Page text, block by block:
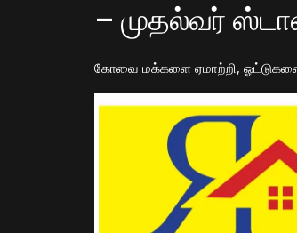
– முதல்வர்
கோவை மக்களை ஏமாற்றி,